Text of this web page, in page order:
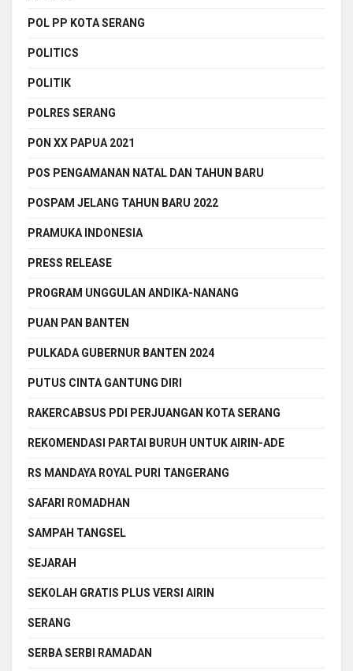
POL PP KOTA SERANG
POLITICS
POLITIK
POLRES SERANG
PON XX PAPUA 2021
POS PENGAMANAN NATAL DAN TAHUN BARU
POSPAM JELANG TAHUN BARU 2022
PRAMUKA INDONESIA
PRESS RELEASE
PROGRAM UNGGULAN ANDIKA-NANANG
PUAN PAN BANTEN
PULKADA GUBERNUR BANTEN 2024
PUTUS CINTA GANTUNG DIRI
RAKERCABSUS PDI PERJUANGAN KOTA SERANG
REKOMENDASI PARTAI BURUH UNTUK AIRIN-ADE
RS MANDAYA ROYAL PURI TANGERANG
SAFARI ROMADHAN
SAMPAH TANGSEL
SEJARAH
SEKOLAH GRATIS PLUS VERSI AIRIN
SERANG
SERBA SERBI RAMADAN